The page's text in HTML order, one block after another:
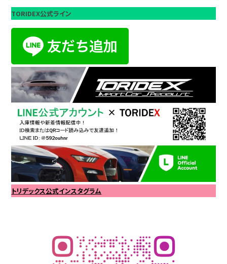
TORIDEX公式ライン
トリデックス公式インスタグラム